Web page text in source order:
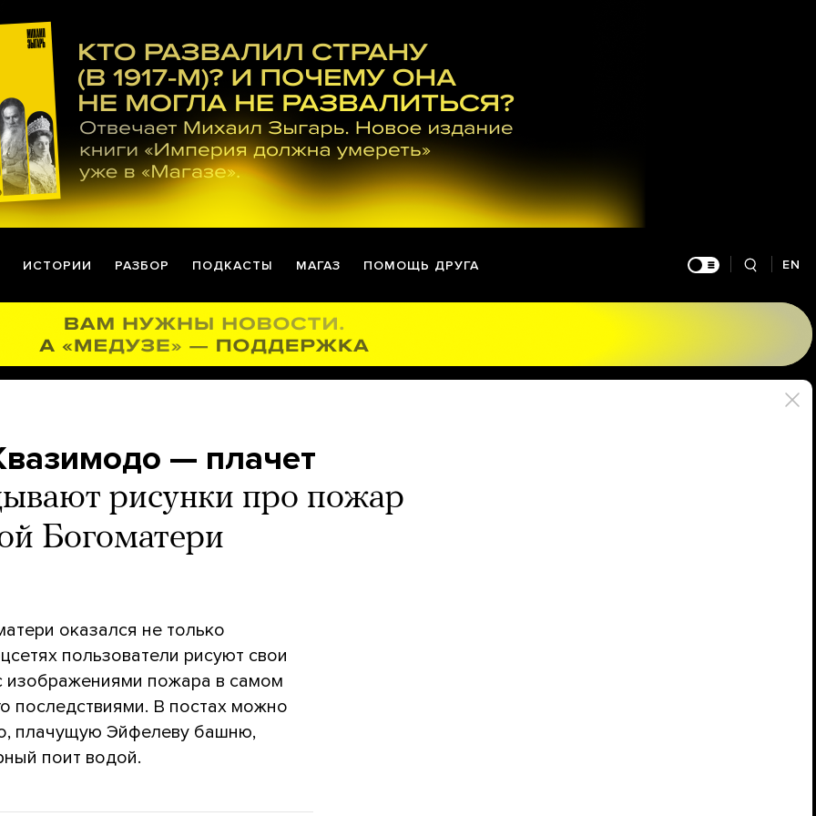
ИСТОРИИ РАЗБОР ПОДКАСТЫ МАГАЗ ПОМОЩЬ ДРУГА EN
— плачет
рисунки про пожар
Богоматери
оказался не только
пользователи рисуют свои
изображениями пожара в самом
последствиями. В постах можно
плачущую Эйфелеву башню,
поит водой.